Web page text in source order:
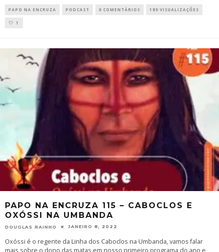
PAPO NA ENCRUZA PODCAST 0 COMENTÁRIOS 189 VISUALIZAÇÕES
1
PAPO NA ENCRUZA 115 – CABOCLOS E
OXÓSSI NA UMBANDA
DOUGLAS RAINHO JANEIRO 8, 2022
Oxóssi é o regente da Linha dos Caboclos na Umbanda, vamos falar
mais sobre o dono das matas em nosso primeiro programa do ano e